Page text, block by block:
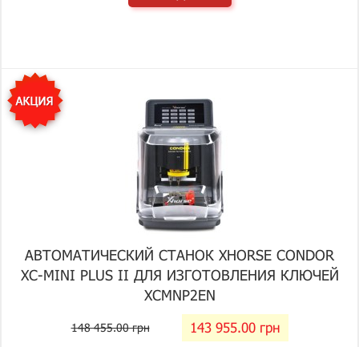
АВТОМАТИЧЕСКИЙ СТАНОК XHORSE CONDOR
XC-MINI PLUS II ДЛЯ ИЗГОТОВЛЕНИЯ КЛЮЧЕЙ
XCMNP2EN
148 455.00 грн 143 955.00 грн